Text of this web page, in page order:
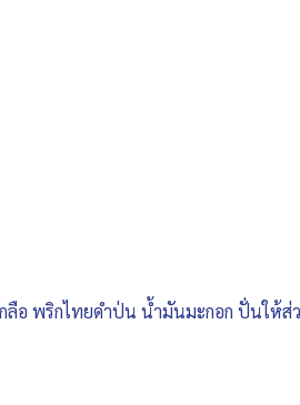
ลือ พริกไทยดำป่น น้ำมันมะกอก ปั่นให้